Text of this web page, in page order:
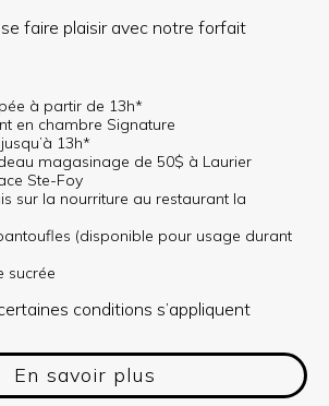
se faire plaisir avec notre forfait
à partir de 13h*
en chambre Signature
13h*
magasinage de 50$ à Laurier
Ste-Foy
sur la nourriture au restaurant la
(disponible pour usage durant
sucrée
conditions s’appliquent
En savoir plus